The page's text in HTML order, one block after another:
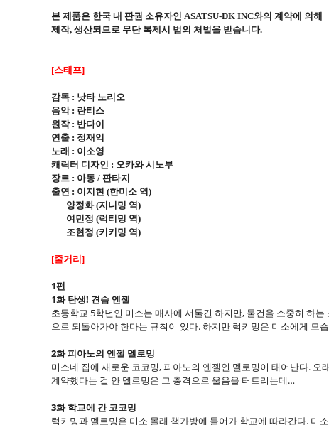
본 제품은 한국 내 판권 소유자인 ASATSU-DK INC와의 계약에 의해
제작, 생산되므로 무단 복제시 법의 처벌을 받습니다.
[스태프]
감독 : 낫타 노리오
음악 : 란티스
원작 : 반다이
연출 : 정재익
노래 : 이소영
캐릭터 디자인 : 오카와 시노부
장르 : 아동 / 판타지
출연 : 이지현 (한미소 역)
양정화(지니밍 역)
여민정 (럭티밍 역)
조현정 (키키밍 역)
[줄거리]
1편
1화 탄생! 견습 엔젤
초등학교 5학년인 미소는 매사에 서툴긴 하지만, 물건을 소중히 하
으로 되돌아가야 한다는 규칙이 있다. 하지만 럭키밍은 미소에게 모
2화 피아노의 엔젤 멜로밍
미소네 집에 새로운 코코밍, 피아노의 엔젤인 멜로밍이 태어난다.
계약했다는 걸 안 멜로밍은 그 충격으로 울음을 터트리는데…
3화 학교에 간 코코밍
럭키밍과 멜로밍은 미소 몰래 책가방에 들어가 학교에 따라간다.